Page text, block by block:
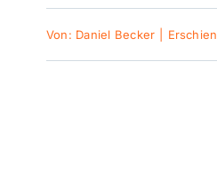
Von: Daniel Becker